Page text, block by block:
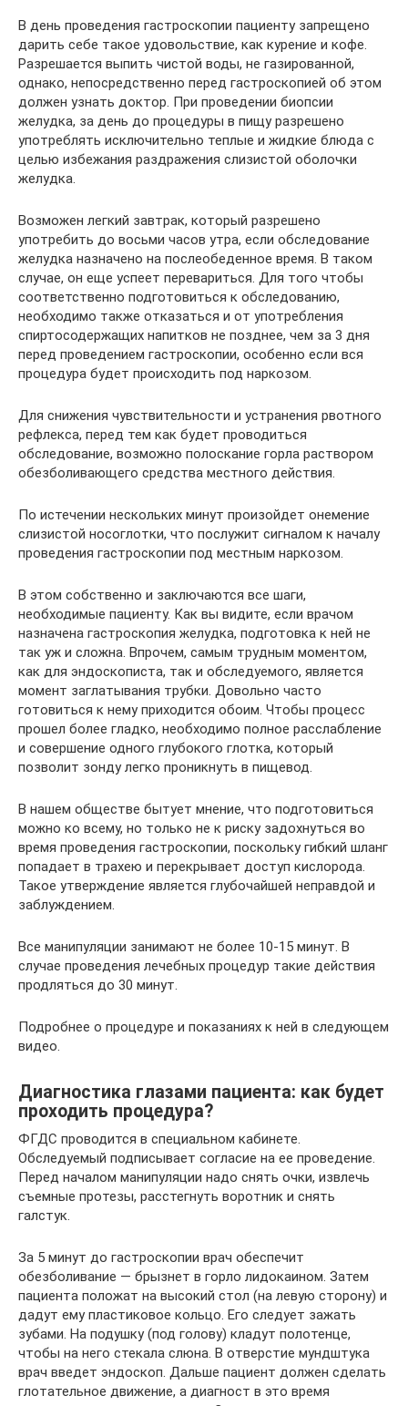
В день проведения гастроскопии пациенту запрещено
дарить себе такое удовольствие, как курение и кофе.
Разрешается выпить чистой воды, не газированной,
однако, непосредственно перед гастроскопией об этом
должен узнать доктор. При проведении биопсии
желудка, за день до процедуры в пищу разрешено
употреблять исключительно теплые и жидкие блюда с
целью избежания раздражения слизистой оболочки
желудка.
Возможен легкий завтрак, который разрешено
употребить до восьми часов утра, если обследование
желудка назначено на послеобеденное время. В таком
случае, он еще успеет перевариться. Для того чтобы
соответственно подготовиться к обследованию,
необходимо также отказаться и от употребления
спиртосодержащих напитков не позднее, чем за 3 дня
перед проведением гастроскопии, особенно если вся
процедура будет происходить под наркозом.
Для снижения чувствительности и устранения рвотного
рефлекса, перед тем как будет проводиться
обследование, возможно полоскание горла раствором
обезболивающего средства местного действия.
По истечении нескольких минут произойдет онемение
слизистой носоглотки, что послужит сигналом к началу
проведения гастроскопии под местным наркозом.
В этом собственно и заключаются все шаги,
необходимые пациенту. Как вы видите, если врачом
назначена гастроскопия желудка, подготовка к ней не
так уж и сложна. Впрочем, самым трудным моментом,
как для эндоскописта, так и обследуемого, является
момент заглатывания трубки. Довольно часто
готовиться к нему приходится обоим. Чтобы процесс
прошел более гладко, необходимо полное расслабление
и совершение одного глубокого глотка, который
позволит зонду легко проникнуть в пищевод.
В нашем обществе бытует мнение, что подготовиться
можно ко всему, но только не к риску задохнуться во
время проведения гастроскопии, поскольку гибкий шланг
попадает в трахею и перекрывает доступ кислорода.
Такое утверждение является глубочайшей неправдой и
заблуждением.
Все манипуляции занимают не более 10-15 минут. В
случае проведения лечебных процедур такие действия
продляться до 30 минут.
Подробнее о процедуре и показаниях к ней в следующем
видео.
Диагностика глазами пациента: как будет
проходить процедура?
ФГДС проводится в специальном кабинете.
Обследуемый подписывает согласие на ее проведение.
Перед началом манипуляции надо снять очки, извлечь
съемные протезы, расстегнуть воротник и снять
галстук.
За 5 минут до гастроскопии врач обеспечит
обезболивание — брызнет в горло лидокаином. Затем
пациента положат на высокий стол (на левую сторону) и
дадут ему пластиковое кольцо. Его следует зажать
зубами. На подушку (под голову) кладут полотенце,
чтобы на него стекала слюна. В отверстие мундштука
врач введет эндоскоп. Дальше пациент должен сделать
глотательное движение, а диагност в это время